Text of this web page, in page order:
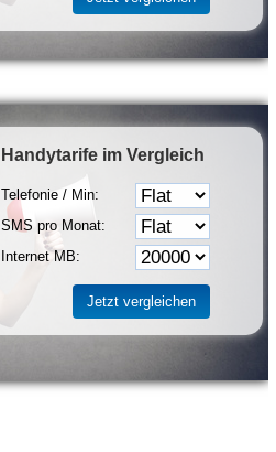
Handytarife im Vergleich
Telefonie / Min:
SMS pro Monat:
Internet MB: